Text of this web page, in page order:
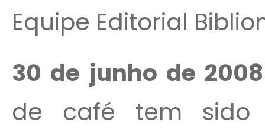
Equipe Editorial
30 de junho de
de café tem sido